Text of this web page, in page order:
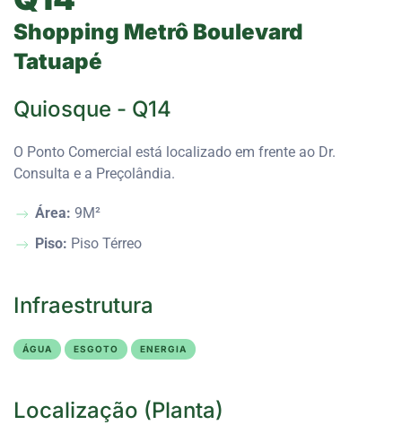
Shopping Metrô Boulevard
Tatuapé
Quiosque - Q14
O Ponto Comercial está localizado em frente ao Dr.
Consulta e a Preçolândia.
Área: 9M²
Piso: Piso Térreo
Infraestrutura
ÁGUA ESGOTO ENERGIA
Localização (Planta)